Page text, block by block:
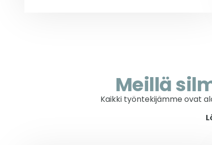
Meillä
Kaikki työntekijämme ovat